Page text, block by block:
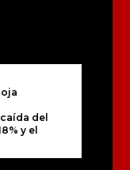
del
y el